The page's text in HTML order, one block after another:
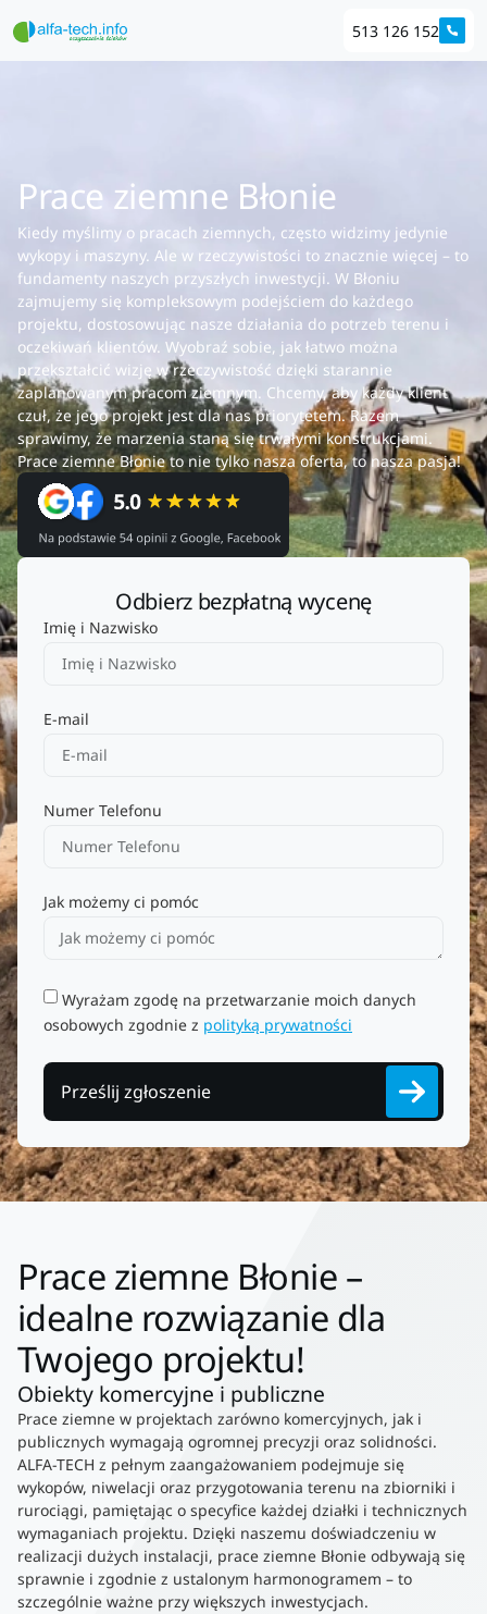
513 126 152
Prace ziemne Błonie
Kiedy myślimy o pracach ziemnych, często widzimy jedynie
wykopy i maszyny. Ale w rzeczywistości to znacznie więcej – to
fundamenty naszych przyszłych inwestycji. W Błoniu
zajmujemy się kompleksowym podejściem do każdego
projektu, dostosowując nasze działania do potrzeb terenu i
oczekiwań klientów. Wyobraź sobie, jak łatwo można
przekształcić wizję w rzeczywistość dzięki starannie
zaplanowanym pracom ziemnym. Chcemy, aby każdy klient
czuł, że jego projekt jest dla nas priorytetem. Razem
sprawimy, że marzenia staną się trwałymi konstrukcjami.
Prace ziemne Błonie to nie tylko nasza oferta, to nasza pasja!
Odbierz bezpłatną wycenę
Imię i Nazwisko
E-mail
Numer Telefonu
Jak możemy ci pomóc
Wyrażam zgodę na przetwarzanie moich danych
osobowych zgodnie z polityką prywatności
Prześlij zgłoszenie
Prace ziemne Błonie –
idealne rozwiązanie dla
Twojego projektu!
Obiekty komercyjne i publiczne
Prace ziemne w projektach zarówno komercyjnych, jak i
publicznych wymagają ogromnej precyzji oraz solidności.
ALFA-TECH z pełnym zaangażowaniem podejmuje się
wykopów, niwelacji oraz przygotowania terenu na zbiorniki i
rurociągi, pamiętając o specyfice każdej działki i technicznych
wymaganiach projektu. Dzięki naszemu doświadczeniu w
realizacji dużych instalacji, prace ziemne Błonie odbywają się
sprawnie i zgodnie z ustalonym harmonogramem – to
szczególnie ważne przy większych inwestycjach.